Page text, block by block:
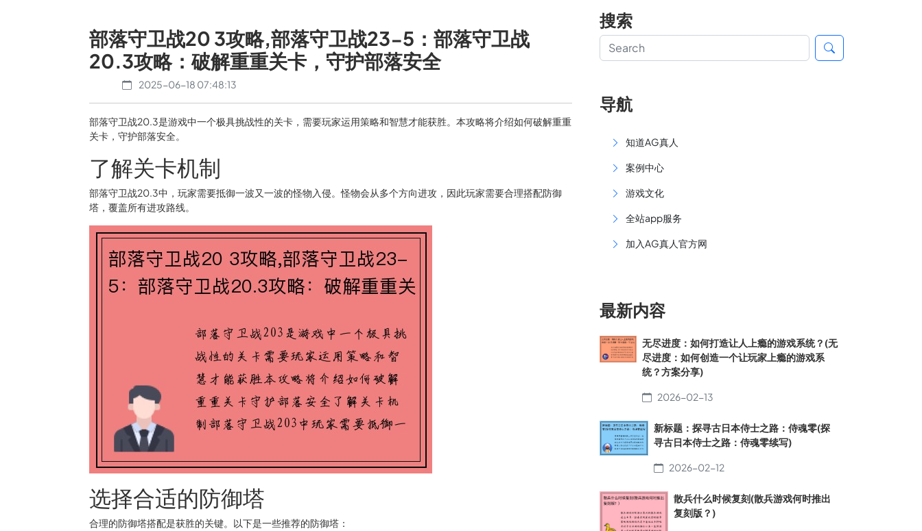
部落守卫战20 3攻略,部落守卫战23-5：部落守卫战
20.3攻略：破解重重关卡，守护部落安全
2025-06-18 07:48:13
部落守卫战20.3是游戏中一个极具挑战性的关卡，需要玩家运用策略和智慧才能获胜。本攻略将介绍如何破解重重
关卡，守护部落安全。
了解关卡机制
部落守卫战20.3中，玩家需要抵御一波又一波的怪物入侵。怪物会从多个方向进攻，因此玩家需要合理搭配防御
塔，覆盖所有进攻路线。
选择合适的防御塔
合理的防御塔搭配是获胜的关键。以下是一些推荐的防御塔：
搜索
导航
知道AG真人
案例中心
游戏文化
全站app服务
加入AG真人官方网
最新内容
无尽进度：如何打造让人上瘾的游戏系统？(无
尽进度：如何创造一个让玩家上瘾的游戏系
统？方案分享)
2026-02-13
新标题：探寻古日本侍士之路：侍魂零(探
寻古日本侍士之路：侍魂零续写)
2026-02-12
散兵什么时候复刻(散兵游戏何时推出
复刻版？)